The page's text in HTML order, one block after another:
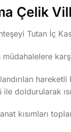
Çelik
Tutan İç
müdahalelere
doldurularak ısı
kısımları